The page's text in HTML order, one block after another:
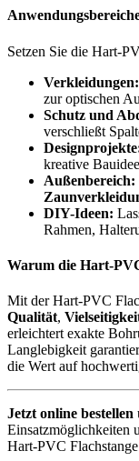
Setzen Sie die Hart-
Verkleidungen:
zur optischen
Schutz und
verschließt
kreative
Außenbereich:
DIY-Ideen:
Rahmen,
Warum die Hart-
Mit der Hart-PVC
Qualität,
erleichtert exakte
Langlebigkeit
die Wert auf
Jetzt online bestellen
Einsatzmöglichkeiten
Hart-PVC